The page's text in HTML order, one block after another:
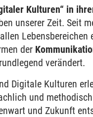
der Gegenwart
und Digitale Kulturen
Kulturen“ in
unserer Zeit. Seit
der
verändert.
Digitale Kulturen
und
und Zukunft